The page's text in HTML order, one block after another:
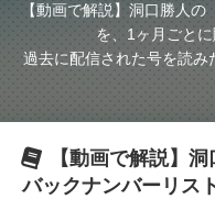
【動画で解説】洞口勝人の
を、1ヶ月ごと
過去に配信された号を読
【動画で解説】
バックナンバーリス